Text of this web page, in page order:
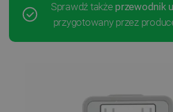
Sprawdź także przewodnik
przygotowany przez